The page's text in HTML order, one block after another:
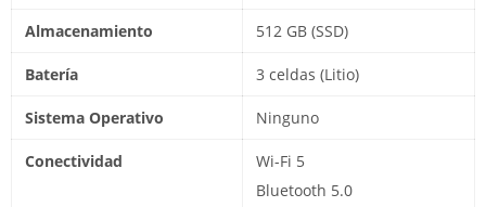
Almacenamiento 512 GB (SSD)
Batería 3 celdas (Litio)
Sistema Operativo Ninguno
Conectividad
Wi-Fi 5
Bluetooth 5.0